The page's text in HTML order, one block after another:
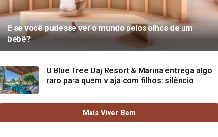
E se você pudesse ver o mundo pelos olhos de um
bebê?
O Blue Tree Daj Resort & Marina entrega algo
raro para quem viaja com filhos: silêncio
Mais Viver Bem